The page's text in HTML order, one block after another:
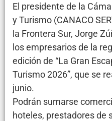
El presidente de la
y Turismo (CANACO
la Frontera Sur, Jorge
los empresarios de la
edición de “La Gran
Turismo 2026”, que se
junio.
Podrán sumarse
hoteles, prestadores de